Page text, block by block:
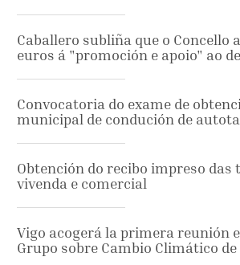
Caballero subliña que o Concello
euros á "promoción e apoio" ao
Convocatoria do exame de
municipal de condución de
Obtención do recibo impreso das
vivenda e comercial
Vigo acogerá la primera reunión
Grupo sobre Cambio Climático de